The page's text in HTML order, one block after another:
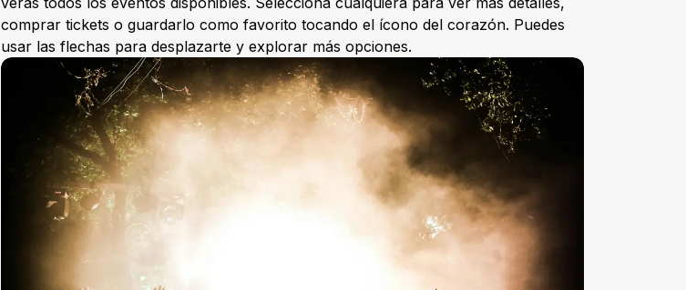
comprar tickets o guardarlo como favorito tocando el ícono del corazón. Puedes
usar las flechas para desplazarte y explorar más opciones.